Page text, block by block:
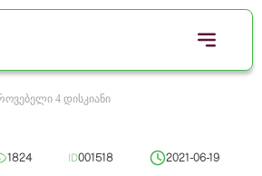
4 დისკიანი
1824 ID001518 2021-06-19